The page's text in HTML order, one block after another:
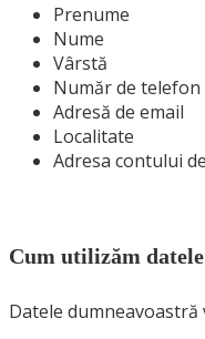
Prenume
Nume
Vârstă
Număr de telefon
Adresă de email
Localitate
Adresa contului
Cum utilizăm
Datele